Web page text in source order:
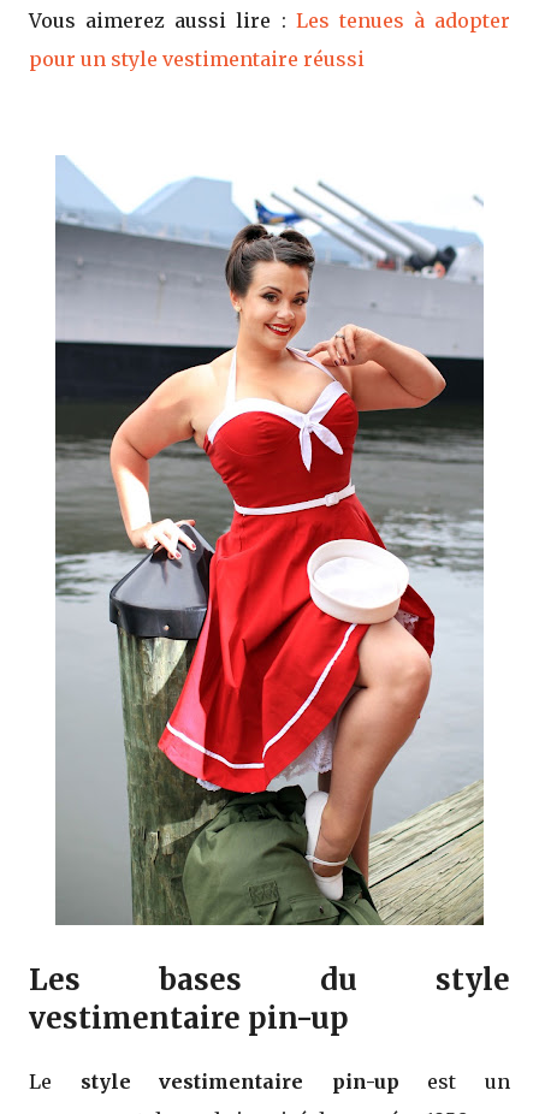
Vous aimerez aussi lire : Les tenues à adopter
pour un style vestimentaire réussi
Les bases du style
vestimentaire pin-up
Le style vestimentaire pin-up est un